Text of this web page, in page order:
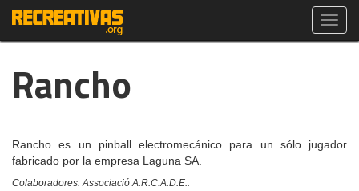
Rancho
Rancho es un pinball electromecánico para un sólo jugador
fabricado por la empresa Laguna SA.
Colaboradores: Associació A.R.C.A.D.E..